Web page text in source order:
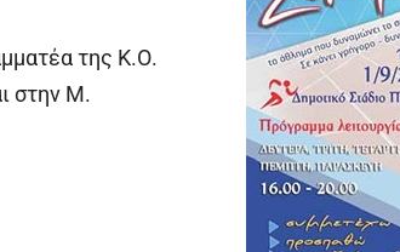
της Κ.Ο.
στην Μ.